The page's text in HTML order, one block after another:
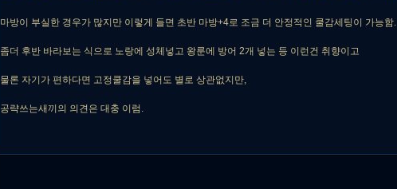
마방이 부실한 경우가 많지만 이렇게 들면 초반 마방+4로 조금 더 안정적인 쿨감세팅이 가능함.
좀더 후반 바라보는 식으로 노랑에 성체넣고 왕룬에 방어 2개 넣는 등 이런건 취향이고
물론 자기가 편하다면 고정쿨감을 넣어도 별로 상관없지만,
공략쓰는새끼의 의견은 대충 이럼.